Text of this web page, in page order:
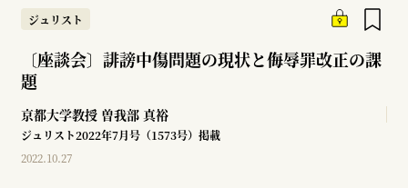
ジュリスト
〔座談会〕誹謗中傷問題の現状と侮辱罪改正の課
題
京都大学教授 曽我部 真裕
ジュリスト2022年7月号（1573号）掲載
2022.10.27